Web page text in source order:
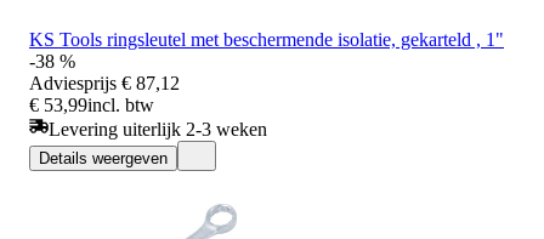
KS Tools ringsleutel met beschermende isolatie, gekarteld , 1"
-38 %
Adviesprijs € 87,12
€ 53,99incl. btw
Levering uiterlijk 2-3 weken
Details weergeven